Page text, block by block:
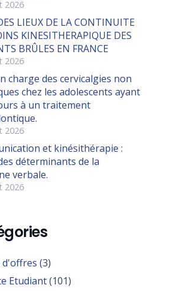
2026
LIEUX DE LA CONTINUITE
KINESITHERAPIQUE DES
BRÛLES EN FRANCE
2026
charge des cervicalgies non
chez les adolescents ayant
à un traitement
2026
et kinésithérapie :
déterminants de la
verbale.
2026
d'offres (3)
Etudiant(101)